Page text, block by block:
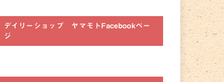
デイリーショップ ヤマモトFacebookペー
ジ